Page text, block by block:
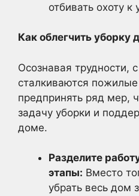
отбивать охоту к
Как облегчить
Осознавая трудности,
сталкиваются
предпринять ряд мер,
задачу уборки и
доме.
Разделите
этапы: Вместо
убрать весь дом